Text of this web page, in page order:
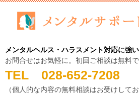
メンタルヘルス・ハラスメント対応に強
お問合せはお気軽に。初回ご相談は無料で
TEL 028-652-7208
（個人的な内容の無料相談はお受けしてお